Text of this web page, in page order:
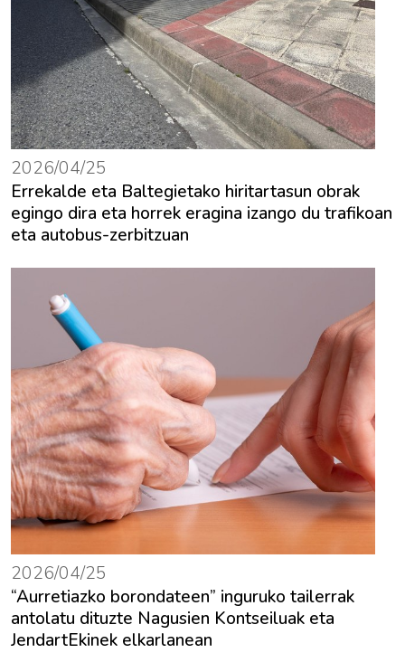
2026/04/25
Errekalde eta Baltegietako hiritartasun obrak
egingo dira eta horrek eragina izango du trafikoan
eta autobus-zerbitzuan
2026/04/25
“Aurretiazko borondateen” inguruko tailerrak
antolatu dituzte Nagusien Kontseiluak eta
JendartEkinek elkarlanean